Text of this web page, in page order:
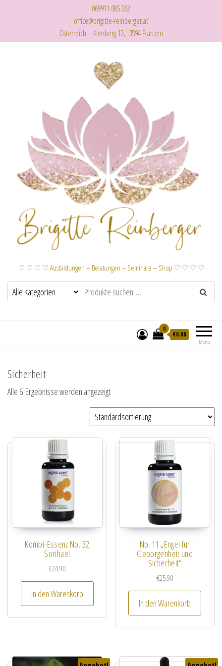
069911 085 062
office@brigitte-reinberger.at
Österreich – Kienberg 12, 3594 Franzen
♡ ♡ ♡ ♡ Ausbildungen – Beratungen – Seminare – Shop ♡ ♡ ♡ ♡
Menü
0
€0.00
Sicherheit
Alle 6 Ergebnisse werden angezeigt
Kombi-Essenz No. 32
Sorihael
€24.90
In den Warenkorb
No. 11 „Engel für
Geborgenheit und
Sicherheit“
€25.90
In den Warenkorb